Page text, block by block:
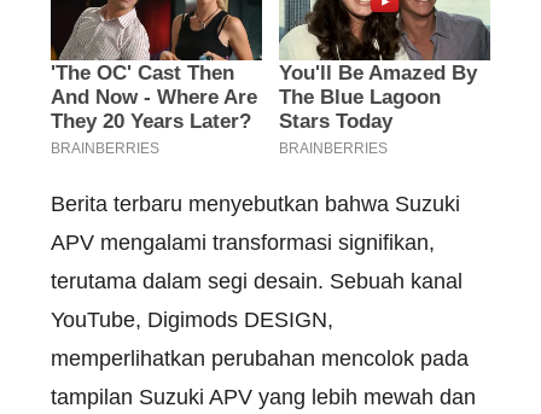
Berita terbaru menyebutkan bahwa Suzuki
APV mengalami transformasi signifikan,
terutama dalam segi desain. Sebuah kanal
YouTube, Digimods DESIGN,
memperlihatkan perubahan mencolok pada
tampilan Suzuki APV yang lebih mewah dan